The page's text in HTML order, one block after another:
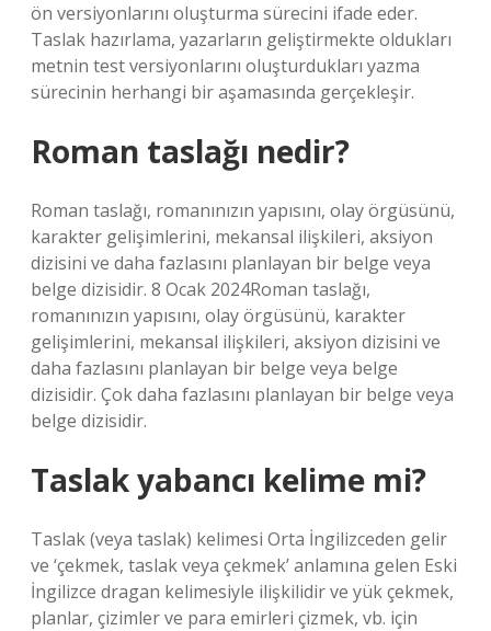
ön versiyonlarını oluşturma sürecini ifade eder.
Taslak hazırlama, yazarların geliştirmekte oldukları
metnin test versiyonlarını oluşturdukları yazma
sürecinin herhangi bir aşamasında gerçekleşir.
Roman taslağı nedir?
Roman taslağı, romanınızın yapısını, olay örgüsünü,
karakter gelişimlerini, mekansal ilişkileri, aksiyon
dizisini ve daha fazlasını planlayan bir belge veya
belge dizisidir. 8 Ocak 2024Roman taslağı,
romanınızın yapısını, olay örgüsünü, karakter
gelişimlerini, mekansal ilişkileri, aksiyon dizisini ve
daha fazlasını planlayan bir belge veya belge
dizisidir. Çok daha fazlasını planlayan bir belge veya
belge dizisidir.
Taslak yabancı kelime mi?
Taslak (veya taslak) kelimesi Orta İngilizceden gelir
ve ‘çekmek, taslak veya çekmek’ anlamına gelen Eski
İngilizce dragan kelimesiyle ilişkilidir ve yük çekmek,
planlar, çizimler ve para emirleri çizmek, vb. için